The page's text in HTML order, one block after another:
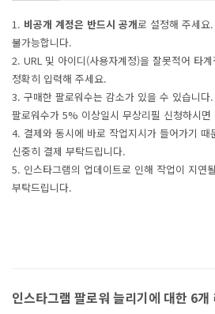
1. 비공개 계정은 반드시 공개로 설정해 주세요
불가능합니다.
2. URL 및 아이디(사용자계정)을 잘못적어 타계
정확히 입력해 주세요.
3. 구매한 팔로워수는 감소가 있을 수 있습니
팔로워수가 5% 이상일시 무상리필 신청하시면
4. 결제와 동시에 바로 작업지시가 들어가기 때
신중히 결제 부탁드립니다.
5. 인스타그램의 업데이트로 인해 작업이 지연
부탁드립니다.
인스타그램 팔로워 늘리기에 대한 6개